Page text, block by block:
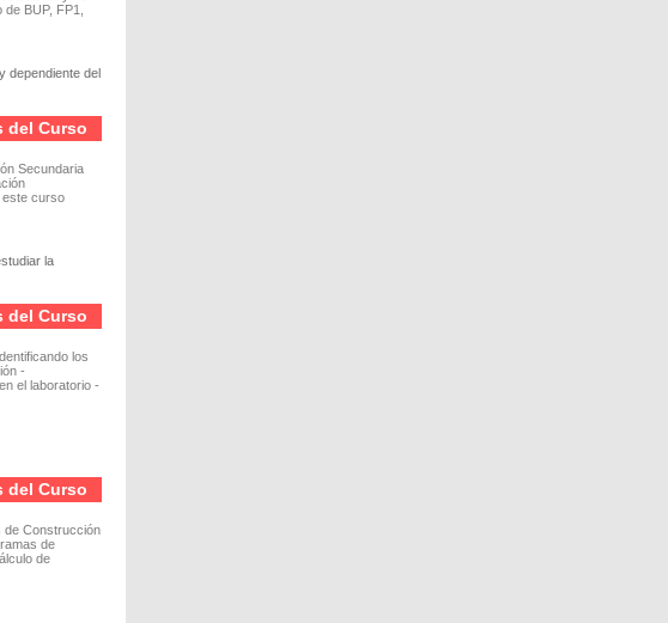
BUP, FP1,
dependiente del
del Curso
Secundaria
este curso
la
del Curso
los
-
el laboratorio -
del Curso
de Construcción
de
de